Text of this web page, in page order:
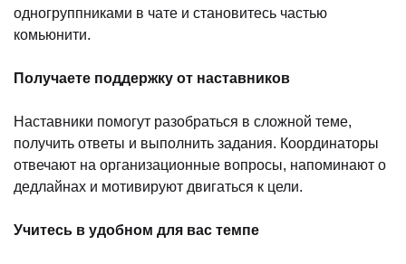
одногруппниками в чате и становитесь частью
комьюнити.
Получаете поддержку от наставников
Наставники помогут разобраться в сложной теме,
получить ответы и выполнить задания. Координаторы
отвечают на организационные вопросы, напоминают о
дедлайнах и мотивируют двигаться к цели.
Учитесь в удобном для вас темпе